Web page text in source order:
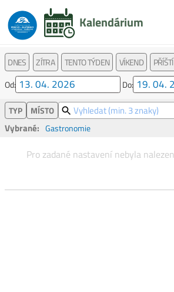
Kalendárium
DNES ZÍTRA TENTO TÝDEN VÍKEND
Od:
Do:
TYP MÍSTO
Vybrané: Gastronomie
Pro zadané nastavení nebyla